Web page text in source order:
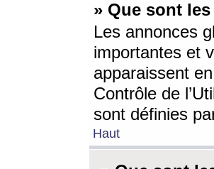
» Que sont
Les annonces
importantes et
apparaissent
Contrôle de
sont définies
Haut